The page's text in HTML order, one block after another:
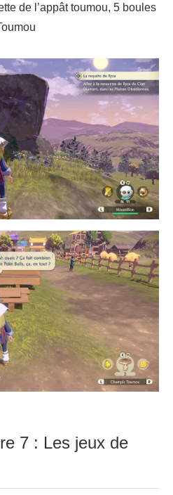
de l’appât toumou, 5 boules
7 : Les jeux de